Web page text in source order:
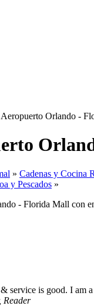
Orlando -
» Cadenas y Cocina
y Pescados »
- Florida Mall con
service is good. I
Reader